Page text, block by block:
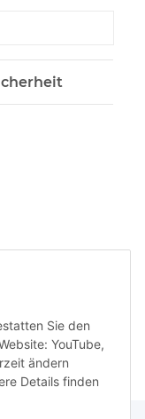
Sie den
YouTube,
ändern
Details finden